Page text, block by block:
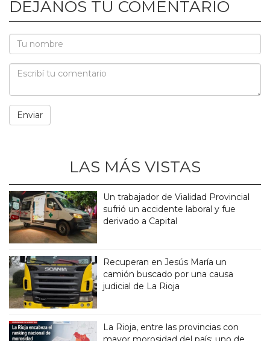
DEJANOS TU COMENTARIO
LAS MÁS VISTAS
Un trabajador de Vialidad Provincial
sufrió un accidente laboral y fue
derivado a Capital
Recuperan en Jesús María un
camión buscado por una causa
judicial de La Rioja
La Rioja, entre las provincias con